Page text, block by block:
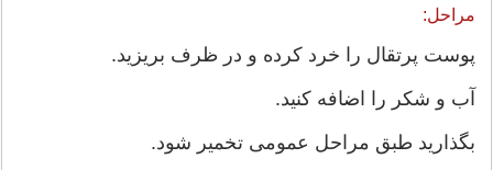
مراحل:
پوست پرتقال را خرد کرده و در ظرف بریزید.
آب و شکر را اضافه کنید.
بگذارید طبق مراحل عمومی تخمیر شود.